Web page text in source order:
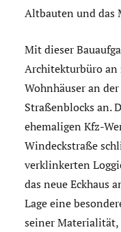
Altbauten und das
Mit dieser
Architekturbüro an
Wohnhäuser an
Straßenblocks an.
ehemaligen Kfz-
Windeckstraße
verklinkerten
das neue Eckhaus
Lage eine
seiner Materialität,